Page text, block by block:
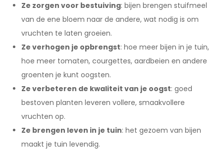
Ze zorgen voor bestuiving: bijen brengen stuifmeel
van de ene bloem naar de andere, wat nodig is om
vruchten te laten groeien.
Ze verhogen je opbrengst: hoe meer bijen in je tuin,
hoe meer tomaten, courgettes, aardbeien en andere
groenten je kunt oogsten.
Ze verbeteren de kwaliteit van je oogst: goed
bestoven planten leveren vollere, smaakvollere
vruchten op.
Ze brengen leven in je tuin: het gezoem van bijen
maakt je tuin levendig.